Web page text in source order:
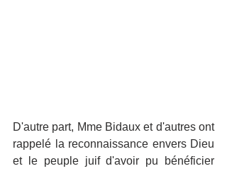
D'autre part, Mme Bidaux et d'autres ont
rappelé la reconnaissance envers Dieu
et le peuple juif d'avoir pu bénéficier